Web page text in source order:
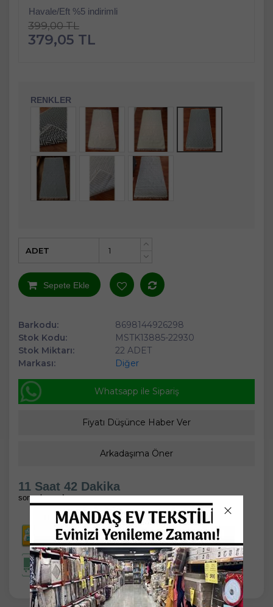
Havale/Eft %5 indirimli
399,00 TL
379,05 TL
RENKLER
+
ADET
Sepete Ekle
Barkodu:
8698144926298
Stok Kodu:
MSTK13885-22930
Stok Miktarı:
22 ADET
Markası:
Diğer
Whatsapp ile Sipariş
Fiyatı Düşünce Haber Ver
Arkadaşıma Öner
11 Saat 42 Dakika
sonra kargoda